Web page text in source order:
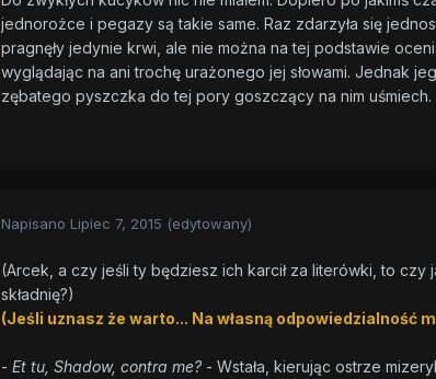
jednorożce i pegazy są takie same. Raz zdarzyła się
pragnęły jedynie krwi, ale nie można na tej podstawie
wyglądając na ani trochę urażonego jej słowami. Jednak
zębatego pyszczka do tej pory goszczący na nim uśmiech.
Napisano Lipiec 7, 2015 (edytowany)
(Arcek, a czy jeśli ty będziesz ich karcił za literówki, to
składnię?)
(Jeśli uznasz że warto... Na własną odpowiedzialność
- Et tu, Shadow, contra me?- Wstała, kierując ostrze